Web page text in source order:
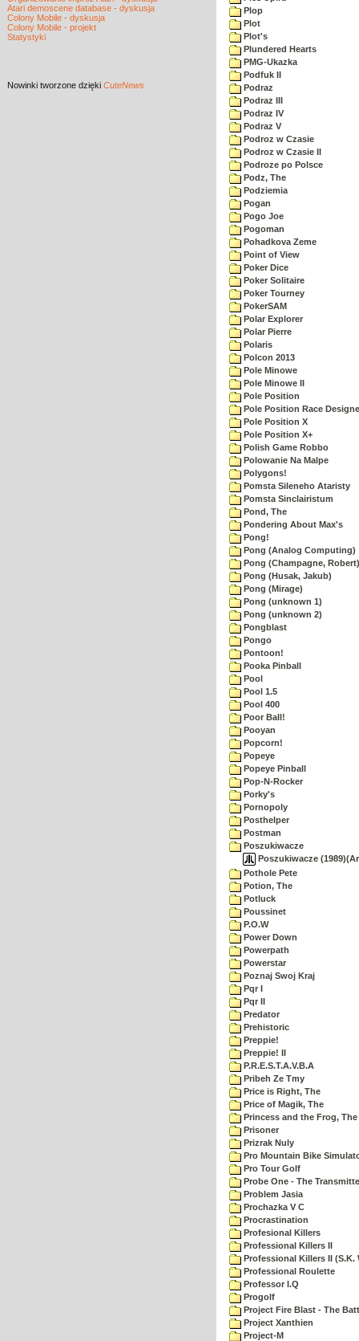
Atari demoscene database - dyskusja
Colony Mobile - dyskusja
Colony Mobile - projekt
Statystyki
Nowinki tworzone dzięki CuteNews
Plop
Plot
Plot's
Plundered Hearts
PMG-Ukazka
Podfuk II
Podraz
Podraz III
Podraz IV
Podraz V
Podroz w Czasie
Podroz w Czasie II
Podroze po Polsce
Podz, The
Podziemia
Pogan
Pogo Joe
Pogoman
Pohadkova Zeme
Point of View
Poker Dice
Poker Solitaire
Poker Tourney
PokerSAM
Polar Explorer
Polar Pierre
Polaris
Polcon 2013
Pole Minowe
Pole Minowe II
Pole Position
Pole Position Race
Pole Position X
Pole Position X+
Polish Game Robbo
Polowanie Na Malpe
Polygons!
Pomsta Sileneho Ataristy
Pomsta Sinclairistum
Pond, The
Pondering About Max's
Pong!
Pong (Analog Computing)
Pong (Champagne, Robert)
Pong (Husak, Jakub)
Pong (Mirage)
Pong (unknown 1)
Pong (unknown 2)
Pongblast
Pongo
Pontoon!
Pooka Pinball
Pool
Pool 1.5
Pool 400
Poor Ball!
Pooyan
Popcorn!
Popeye
Popeye Pinball
Pop-N-Rocker
Porky's
Pornopoly
Posthelper
Postman
Poszukiwacze
Poszukiwacze
Pothole Pete
Potion, The
Potluck
Poussinet
P.O.W
Power Down
Powerpath
Powerstar
Poznaj Swoj Kraj
Pqr I
Pqr II
Predator
Prehistoric
Preppie!
Preppie! II
P.R.E.S.T.A.V.B.A
Pribeh Ze Tmy
Price is Right, The
Price of Magik, The
Princess and the Frog, The
Prisoner
Prizrak Nuly
Pro Mountain Bike
Pro Tour Golf
Probe One - The
Problem Jasia
Prochazka V C
Procrastination
Profesional Killers
Professional Killers II
Professional Killers II (S.K.
Professional Roulette
Professor I.Q
Progolf
Project Fire Blast - The
Project Xanthien
Project-M